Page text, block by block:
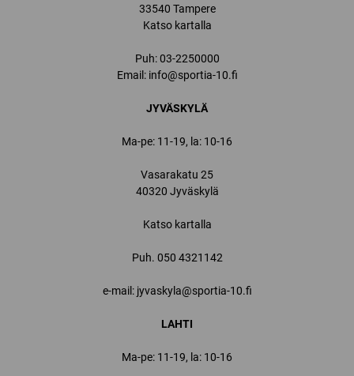
33540 Tampere
Katso kartalla
Puh:03-2250000
Email: info@sportia-10.fi
JYVÄSKYLÄ
Ma-pe: 11-19, la: 10-16
Vasarakatu 25
40320 Jyväskylä
Katso kartalla
Puh. 050 4321142
e-mail: jyvaskyla@sportia-10.fi
LAHTI
Ma-pe: 11-19, la: 10-16